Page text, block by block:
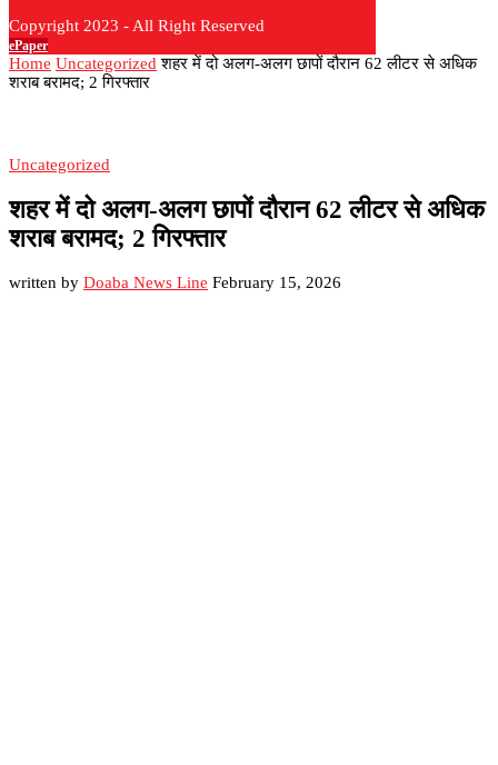
Copyright 2023 - All Right Reserved
ePaper
Home Uncategorized शहर में दो अलग-अलग छापों दौरान 62 लीटर से अधिक
शराब बरामद; 2 गिरफ्तार
Uncategorized
शहर में दो अलग-अलग छापों दौरान 62 लीटर से अधिक
शराब बरामद; 2 गिरफ्तार
written by Doaba News Line February 15, 2026